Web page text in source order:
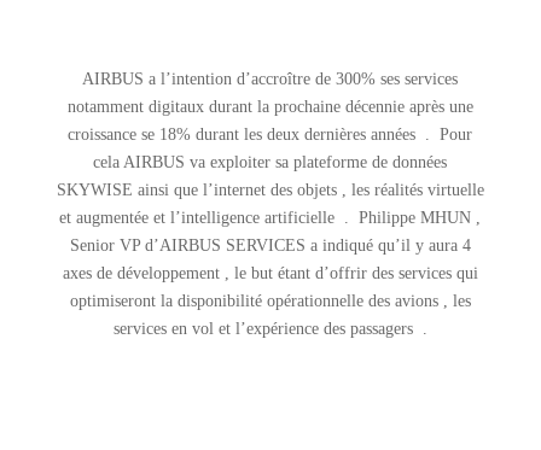
AIRBUS a l’intention d’accroître de 300% ses services
notamment digitaux durant la prochaine décennie après une
croissance se 18% durant les deux dernières années . Pour
cela AIRBUS va exploiter sa plateforme de données
SKYWISE ainsi que l’internet des objets , les réalités virtuelle
et augmentée et l’intelligence artificielle . Philippe MHUN ,
Senior VP d’AIRBUS SERVICES a indiqué qu’il y aura 4
axes de développement , le but étant d’offrir des services qui
optimiseront la disponibilité opérationnelle des avions , les
services en vol et l’expérience des passagers .